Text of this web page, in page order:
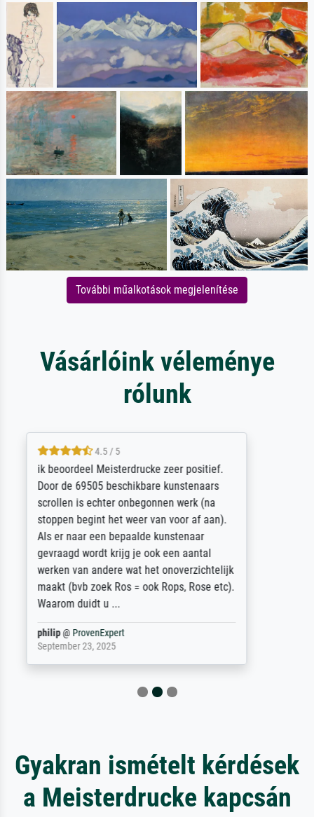
További műalkotások megjelenítése
Vásárlóink véleménye
rólunk
5 / 5
Die Zufriedenheit ist auch nicht dadurch
getrübt, dass das Bild entgegen einer
angegebenen Lieferanschrift (sollte eine
Überraschung für die normannische
Ehefrau sein zum Hochzeits- gleichzeitig
auch Geburtstag sein) doch nach zu Hause
zugestellt wurde.
Jürgen@ProvenExpert
April 22, 2026
Gyakran ismételt kérdések
a Meisterdrucke kapcsán